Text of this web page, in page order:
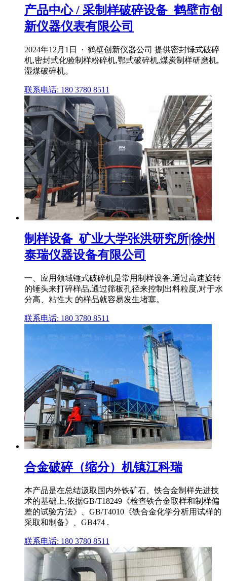
产品中心 / 采制样破碎设备_鹤壁市创
新仪器仪表有限公司
2024年12月1日 · 鹤壁创新仪器公司 提供密封锤式破碎
机,密封式化验制样粉碎机,鄂式破碎机,煤炭制样研磨机,
湿煤破碎机。
联系电话: 180 3780 8511
制样设备_矿业大学张洪研究所|徐州
泰瑞仪器设备有限公司
一、应用领域锤式破碎机是常用制样设备,通过高速旋转
的锤头来打碎样品,通过筛板孔径来控制出料粒度,对于水
分高、粘性大 的样品就容易发生堵塞。
联系电话: 180 3780 8511
合金破碎（缩分）机镇江科瑞
本产品是在总结汲取国内外铁矿石、铁合金制样先进技
术的基础上,依据GB/T18249《检查铁合金取样和制样偏
差的试验方法》、GB/T4010《铁合金化学分析用试样的
采取和制备》、GB474 .
联系电话: 180 3780 8511